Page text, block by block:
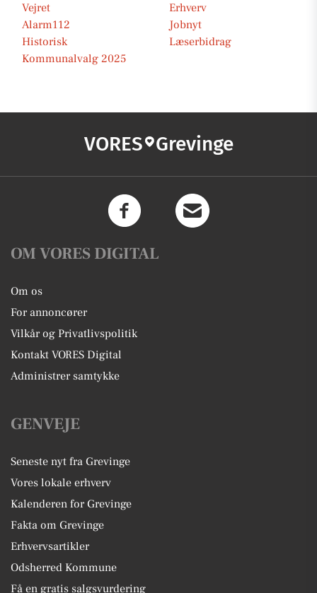
Vejret
Erhverv
Alarm112
Jobnyt
Historisk
Læserbidrag
Kommunalvalg 2025
VORES Grevinge
OM VORES DIGITAL
Om os
For annoncører
Vilkår og Privatlivspolitik
Kontakt VORES Digital
Administrer samtykke
GENVEJE
Seneste nyt fra Grevinge
Vores lokale erhverv
Kalenderen for Grevinge
Fakta om Grevinge
Erhvervsartikler
Odsherred Kommune
Få en gratis salgsvurdering